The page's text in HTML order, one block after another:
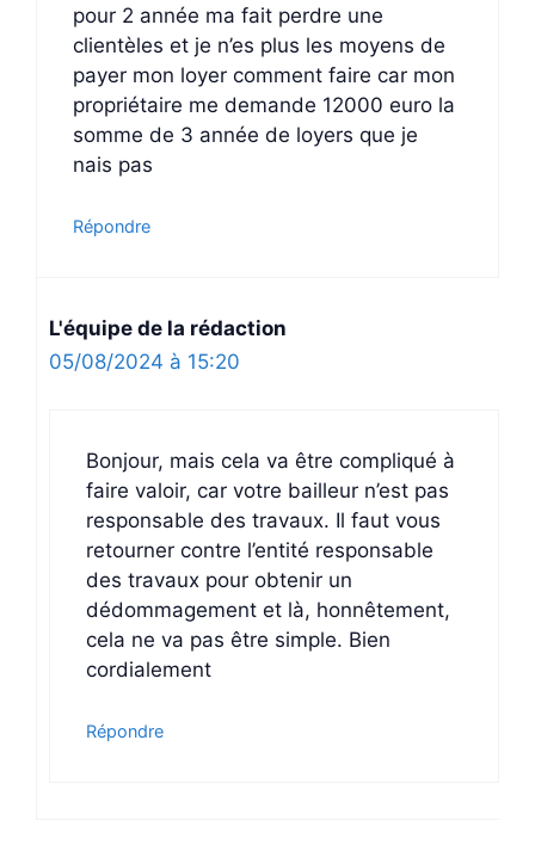
pour 2 année ma fait perdre une
clientèles et je n’es plus les moyens de
payer mon loyer comment faire car mon
propriétaire me demande 12000 euro la
somme de 3 année de loyers que je
nais pas
Répondre
L'équipe de la rédaction
05/08/2024 à 15:20
Bonjour, mais cela va être compliqué à
faire valoir, car votre bailleur n’est pas
responsable des travaux. Il faut vous
retourner contre l’entité responsable
des travaux pour obtenir un
dédommagement et là, honnêtement,
cela ne va pas être simple. Bien
cordialement
Répondre